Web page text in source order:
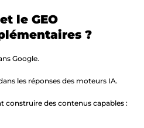
le GEO
?
Google.
les réponses des moteurs IA.
construire des contenus capables :